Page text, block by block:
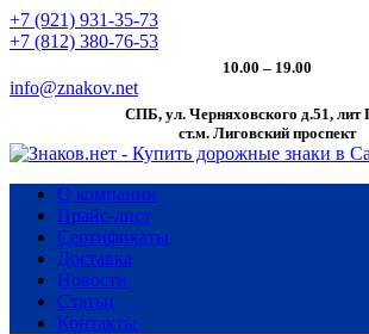
+7 (921) 931-35-73
+7 (812) 380-76-53
10.00 – 19.00
info@znakov.net
СПБ, ул. Черняховского д.51, лит
cт.м. Лиговский проспект
О компании
Прайс-лист
Сертификаты
Доставка
Новости
Статьи
Контакты